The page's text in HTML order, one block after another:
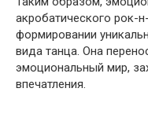
акробатического рок-
формировании
вида танца. Она
эмоциональный мир,
впечатления.